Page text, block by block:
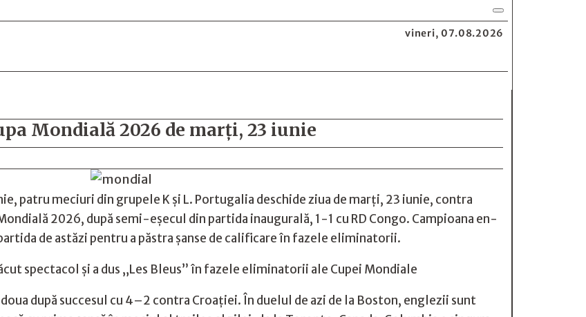
vineri, 07.08.2026
Mondială 2026 de marţi, 23 iunie
patru meciuri din grupele K şi L. Portugalia deschide ziua de marţi, 23 iunie, contra
2026, după semi-eşecul din partida inaugurală, 1-1 cu RD Congo. Campioana en-
de astăzi pentru a păstra şanse de calificare în fazele eliminatorii.
spectacol și a dus „Les Bleus” în fazele eliminatorii ale Cupei Mondiale
după succesul cu 4–2 contra Croației. În duelul de azi de la Boston, englezii sunt